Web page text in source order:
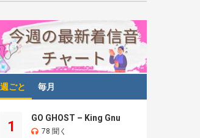
週ごと 毎月
1
GO GHOST – King Gnu
78 聞く